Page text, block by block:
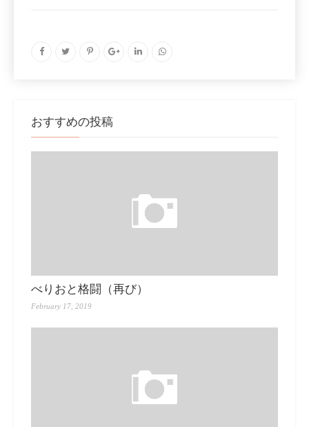
おすすめの投稿
べりおと格闘（再び）
February 17, 2019